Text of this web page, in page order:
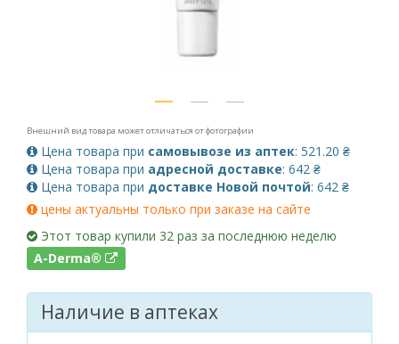
Внешний вид товара может отличаться от фотографии
Цена товара при самовывозе из аптек: 521.20 ₴
Цена товара при адресной доставке: 642 ₴
Цена товара при доставке Новой почтой: 642 ₴
цены актуальны только при заказе на сайте
Этот товар купили 32 раз за последнюю неделю
A-Derma®
Наличие в аптеках